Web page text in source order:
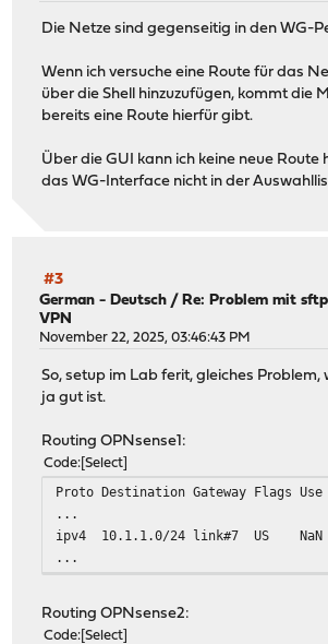
Die Netze sind gegenseitig in den WG-
Wenn ich versuche eine Route für das
über die Shell hinzuzufügen, kommt die
bereits eine Route hierfür gibt.
Über die GUI kann ich keine neue Route
das WG-Interface nicht in der
#3
German - Deutsch /Re: Problem mit
VPN
November 22, 2025, 03:46:43 PM
So, setup im Lab ferit, gleiches Problem,
ja gut ist.
Routing OPNsense1:
Code Select
Proto Destination Gateway Flags
...
ipv4 10.1.1.0/24 link#7 US NaN
...
Routing OPNsense2:
Code Select